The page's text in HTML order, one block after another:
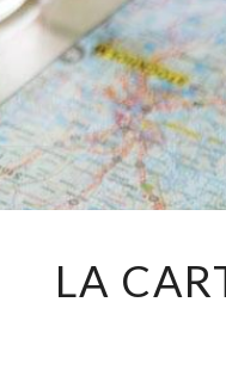
LA